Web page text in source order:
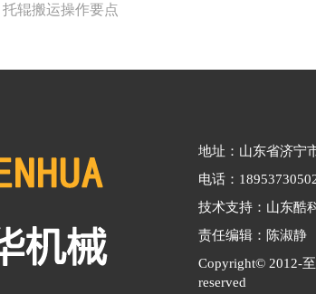
托辊搬运操作要点
地址：山东省济宁
电话：
技术支持：山东酷
责任编辑：陈淑
Copyright© 2012-
reserved